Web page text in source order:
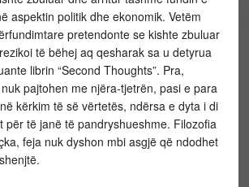
aspektin politik dhe ekonomik. Vetëm
pretendonte se kishte zbuluar
të bëhej aq qesharak sa u detyrua
librin “Second Thoughts”. Pra,
pajtohen me njëra-tjetrën, pasi e para
kërkim të së vërtetës, ndërsa e dyta i di
për të janë të pandryshueshme. Filozofia
feja nuk dyshon mbi asgjë që ndodhet